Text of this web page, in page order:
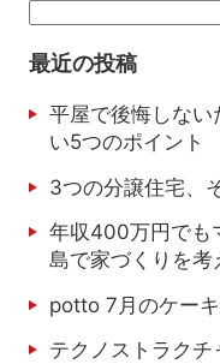
最近の投稿
平屋で後悔しない
い5つのポイント
3つの分譲住宅、
年収400万円でも
島で家づくりを考
potto 7月のケー
テクノストラクチ